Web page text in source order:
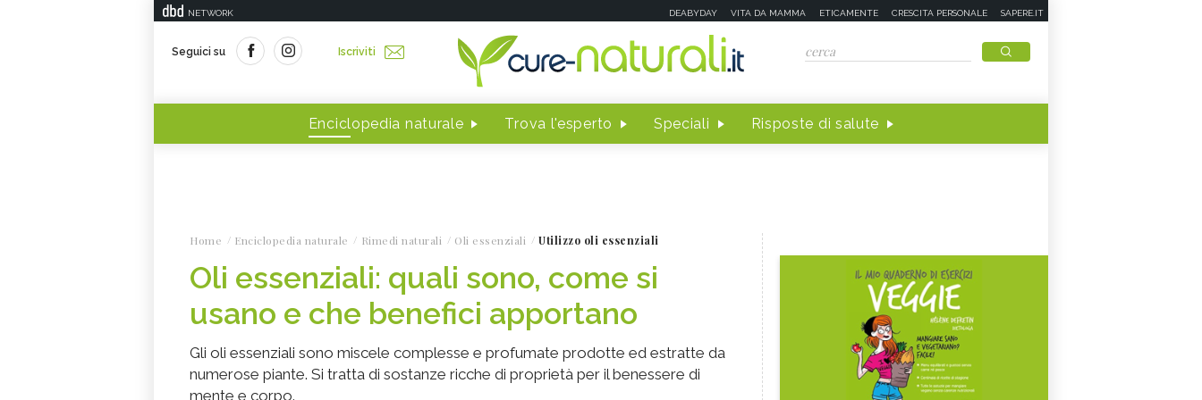
NETWORK DEABYDAY VITA DA MAMMA ETICAMENTE CRESCITA PERSONALE SAPERE.IT
Seguici su Iscriviti
Enciclopedia naturale Trova l'esperto Speciali Risposte di salute
Home Enciclopedia naturale Rimedi naturali Oli essenziali Utilizzo oli essenziali
Oli essenziali: quali sono, come si
usano e che benefici apportano
Gli oli essenziali sono miscele complesse e profumate prodotte ed estratte da
numerose piante. Si tratta di sostanze ricche di proprietà per il benessere di
mente e corpo.